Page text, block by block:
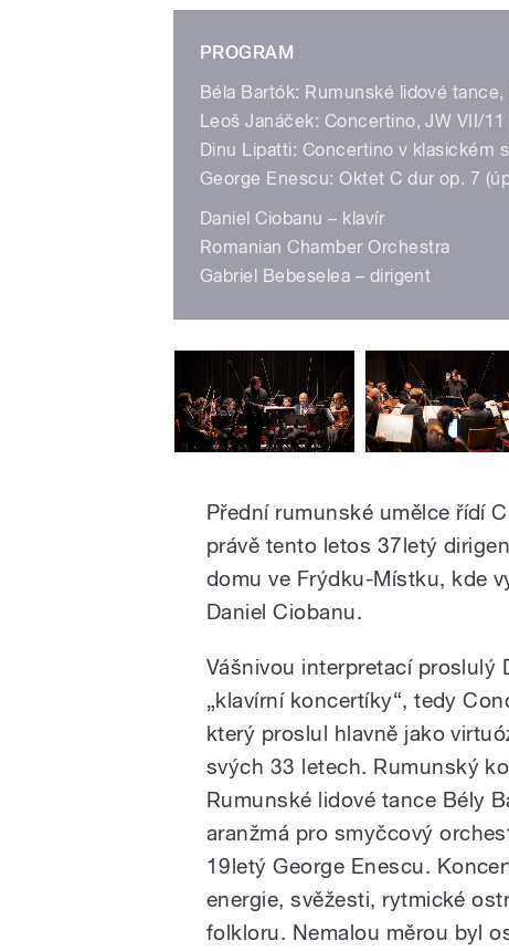
PROGRAM
Béla Bartók: Rumunské lidové
Leoš Janáček: Concertino, JW VII/11
Dinu Lipatti: Concertino v klasickém
George Enescu: Oktet C dur op. 7
Daniel Ciobanu – klavír
Romanian Chamber Orchestra
Gabriel Bebeselea – dirigent
Přední rumunské umělce řídí
právě tento letos 37letý
domu ve Frýdku-Místku, kde
Daniel Ciobanu.
Vášnivou interpretací proslulý
„klavírní koncertíky“, tedy
který proslul hlavně jako
svých 33 letech. Rumunský
Rumunské lidové tance Bély
aranžmá pro smyčcový
19letý George Enescu.
energie, svěžesti, rytmické
folkloru. Nemalou měrou byl